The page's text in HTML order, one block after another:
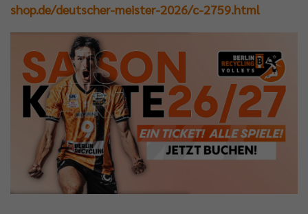
shop.de/deutscher-meister-2026/c-2759.html